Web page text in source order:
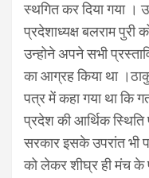
स्थगित कर दिया गया ।
प्रदेशाध्यक्ष बलराम पुरी
उन्होने अपने सभी
का आग्रह किया था
पत्र में कहा गया था कि
प्रदेश की आर्थिक स्थिति
सरकार इसके उपरांत भी
को लेकर शीघ्र ही मंच के